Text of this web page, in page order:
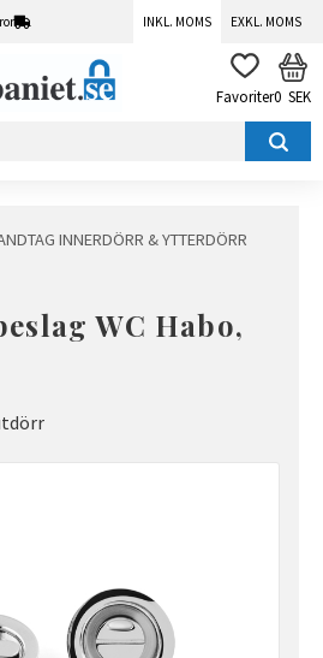
INKL. MOMS EXKL. MOMS
FAVORITER
0 SEK
INNERDÖRR & YTTERDÖRR
WC Habo,